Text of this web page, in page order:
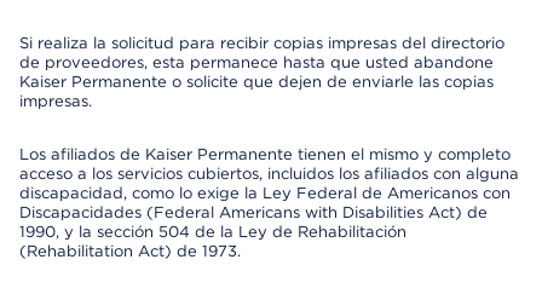
Si realiza la solicitud para recibir copias impresas del directorio
de proveedores, esta permanece hasta que usted abandone
Kaiser Permanente o solicite que dejen de enviarle las copias
impresas.
Los afiliados de Kaiser Permanente tienen el mismo y completo
acceso a los servicios cubiertos, incluidos los afiliados con alguna
discapacidad, como lo exige la Ley Federal de Americanos con
Discapacidades (Federal Americans with Disabilities Act) de
1990, y la sección 504 de la Ley de Rehabilitación
(Rehabilitation Act) de 1973.